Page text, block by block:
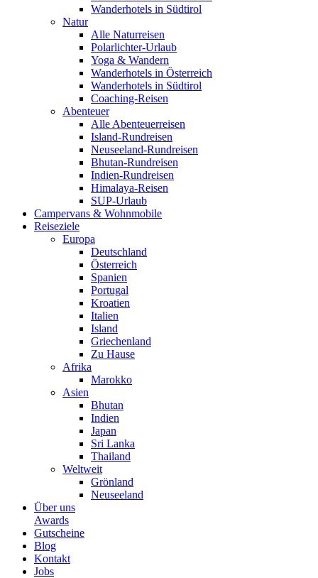
Wanderhotels in Südtirol
Natur
Alle Naturreisen
Polarlichter-Urlaub
Yoga & Wandern
Wanderhotels in Österreich
Wanderhotels in Südtirol
Coaching-Reisen
Abenteuer
Alle Abenteuerreisen
Island-Rundreisen
Neuseeland-Rundreisen
Bhutan-Rundreisen
Indien-Rundreisen
Himalaya-Reisen
SUP-Urlaub
Campervans & Wohnmobile
Reiseziele
Europa
Deutschland
Österreich
Spanien
Portugal
Kroatien
Italien
Island
Griechenland
Zu Hause
Afrika
Marokko
Asien
Bhutan
Indien
Japan
Sri Lanka
Thailand
Weltweit
Grönland
Neuseeland
Über uns
Awards
Gutscheine
Blog
Kontakt
Jobs